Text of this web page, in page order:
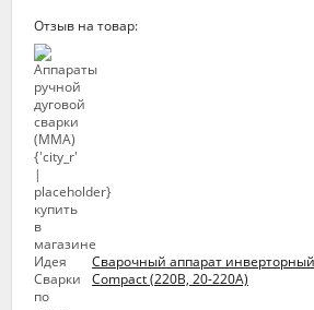
Отзыв на товар:
Сварочный аппарат
Compact (220В, 20-220А)